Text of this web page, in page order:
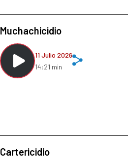
Muchachicidio
11 Julio 2026
14:21 min
Cartericidio